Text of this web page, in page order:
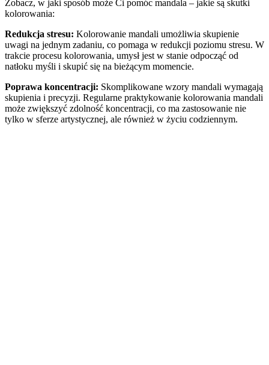
Zobacz, w jaki sposób może Ci pomóc mandala – jakie są skutki
kolorowania:
Redukcja stresu: Kolorowanie mandali umożliwia skupienie
uwagi na jednym zadaniu, co pomaga w redukcji poziomu stresu. W
trakcie procesu kolorowania, umysł jest w stanie odpocząć od
natłoku myśli i skupić się na bieżącym momencie.
Poprawa koncentracji: Skomplikowane wzory mandali wymagają
skupienia i precyzji. Regularne praktykowanie kolorowania mandali
może zwiększyć zdolność koncentracji, co ma zastosowanie nie
tylko w sferze artystycznej, ale również w życiu codziennym.